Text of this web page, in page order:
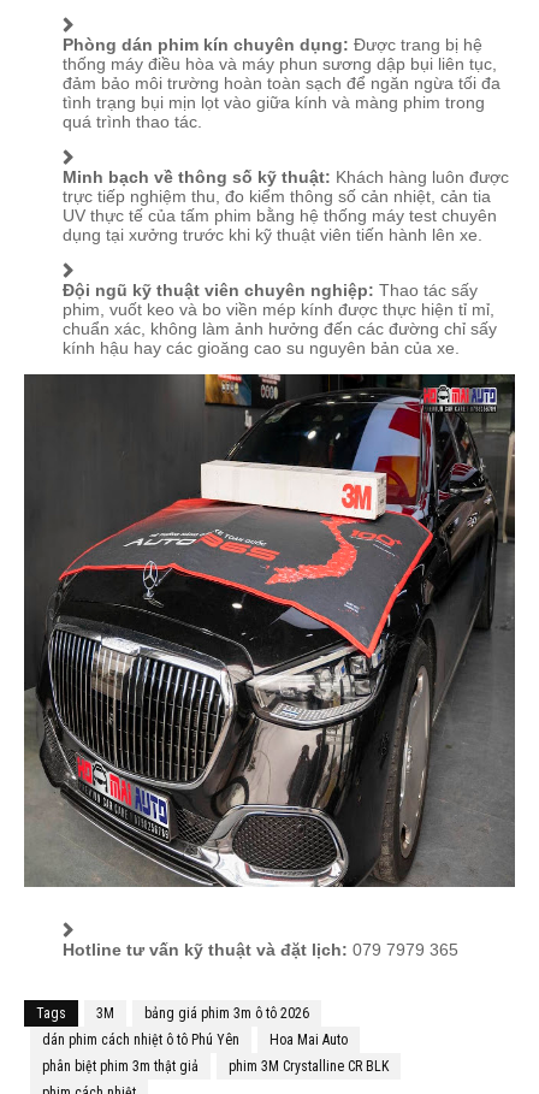
Phòng dán phim kín chuyên dụng: Được trang bị hệ
thống máy điều hòa và máy phun sương dập bụi liên tục,
đảm bảo môi trường hoàn toàn sạch để ngăn ngừa tối đa
tình trạng bụi mịn lọt vào giữa kính và màng phim trong
quá trình thao tác.
Minh bạch về thông số kỹ thuật: Khách hàng luôn được
trực tiếp nghiệm thu, đo kiểm thông số cản nhiệt, cản tia
UV thực tế của tấm phim bằng hệ thống máy test chuyên
dụng tại xưởng trước khi kỹ thuật viên tiến hành lên xe.
Đội ngũ kỹ thuật viên chuyên nghiệp: Thao tác sấy
phim, vuốt keo và bo viền mép kính được thực hiện tỉ mỉ,
chuẩn xác, không làm ảnh hưởng đến các đường chỉ sấy
kính hậu hay các gioăng cao su nguyên bản của xe.
Hotline tư vấn kỹ thuật và đặt lịch: 079 7979 365
Tags 3M
bảng giá phim 3m ô tô 2026
dán phim cách nhiệt ô tô Phú Yên
Hoa Mai Auto
phân biệt phim 3m thật giả
phim 3M Crystalline CR BLK